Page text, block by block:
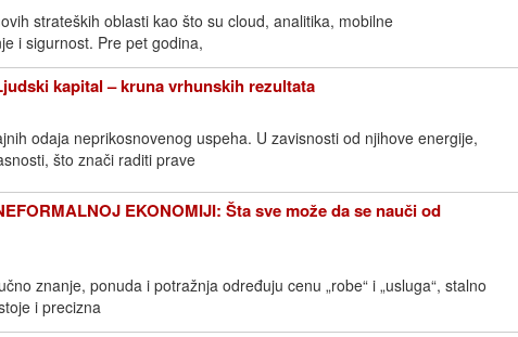
strateških oblasti kao što su cloud, analitika, mobilne
i sigurnost. Pre pet godina,
kapital – kruna vrhunskih rezultata
odaja neprikosnovenog uspeha. U zavisnosti od njihove energije,
što znači raditi prave
EKONOMIJI: Šta sve može da se nauči od
znanje, ponuda i potražnja određuju cenu „robe“ i „usluga“, stalno
i precizna